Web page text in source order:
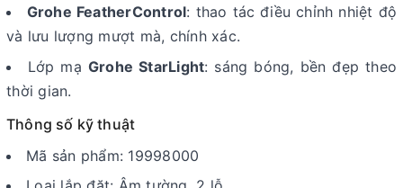
Grohe FeatherControl: thao tác điều chỉnh nhiệt độ
và lưu lượng mượt mà, chính xác.
Lớp mạ Grohe StarLight: sáng bóng, bền đẹp theo
thời gian.
Thông số kỹ thuật
Mã sản phẩm: 19998000